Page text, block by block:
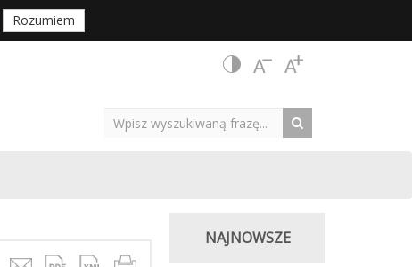
Rozumiem
NAJNOWSZE